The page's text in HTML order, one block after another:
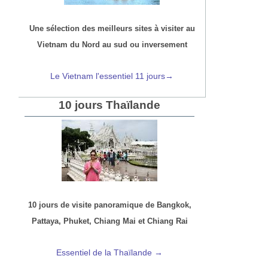
Une sélection des meilleurs sites à visiter au
Vietnam du Nord au sud ou inversement
Le Vietnam l'essentiel 11 jours→
10 jours Thaïlande
10 jours de visite panoramique de Bangkok,
Pattaya, Phuket, Chiang Mai et Chiang Rai
Essentiel de la Thaïlande →